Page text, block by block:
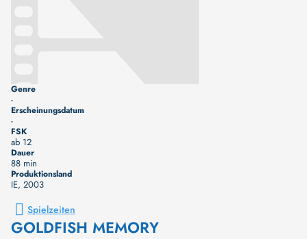
Genre
-
Erscheinungsdatum
-
FSK
ab 12
Dauer
88 min
Produktionsland
IE, 2003
Spielzeiten
GOLDFISH MEMORY